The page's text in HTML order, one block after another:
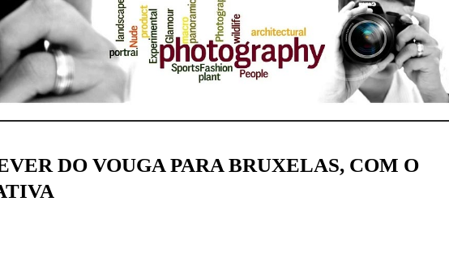
DO VOUGA PARA BRUXELAS, COM O